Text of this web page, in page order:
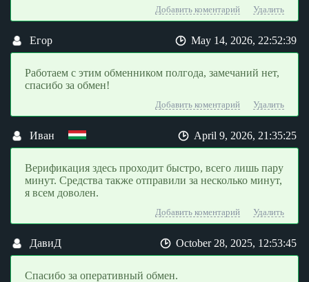
Добавить коментарий Удалить
Егор May 14, 2026, 22:52:39
Работаем с этим обменником полгода, замечаний нет,
спасибо за обмен!
Добавить коментарий Удалить
Иван April 9, 2026, 21:35:25
Верификация здесь проходит быстро, всего лишь пару
минут. Средства также отправили за несколько минут,
я всем доволен.
Добавить коментарий Удалить
ДавиД October 28, 2025, 12:53:45
Спасибо за оперативный обмен.